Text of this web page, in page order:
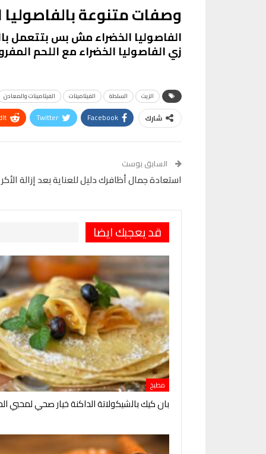
وصفات متنوعة بالفاصوليا
الفاصوليا الخضراء مش بس بتتعمل
زي الفاصوليا الخضراء مع اللحم
الزيت السلطة الفيتامينات الفيتامينات والمعادن
شارك Facebook
Twitter
السابق بوست
استعادة جمال أظافرك دليل للعناية بعد إزالة
قد يعجبك ايضا
مطبخ
بان كيك بالشيكولاتة الداكنة خيار صحي لمحبي